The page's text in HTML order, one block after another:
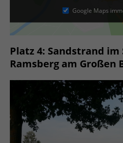
Google Maps
Platz 4: Sandstrand
Ramsberg am Großen